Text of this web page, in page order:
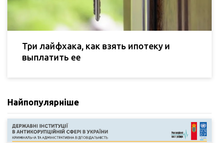
Три лайфхака, как взять ипотеку и
выплатить ее
Найпопулярніше